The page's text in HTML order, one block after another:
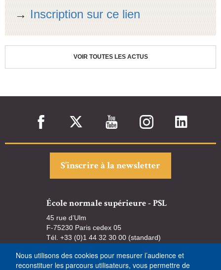
→Inscription sur ce lien
VOIR TOUTES LES ACTUS
S’inscrire à la newsletter
École normale supérieure - PSL
45 rue d’Ulm
F-75230 Paris cedex 05
Tél. +33 (0)1 44 32 30 00 (standard)
Nous utilisons des cookies pour mesurer l’audience et
reconstituer les parcours utilisateurs, vous permettre de